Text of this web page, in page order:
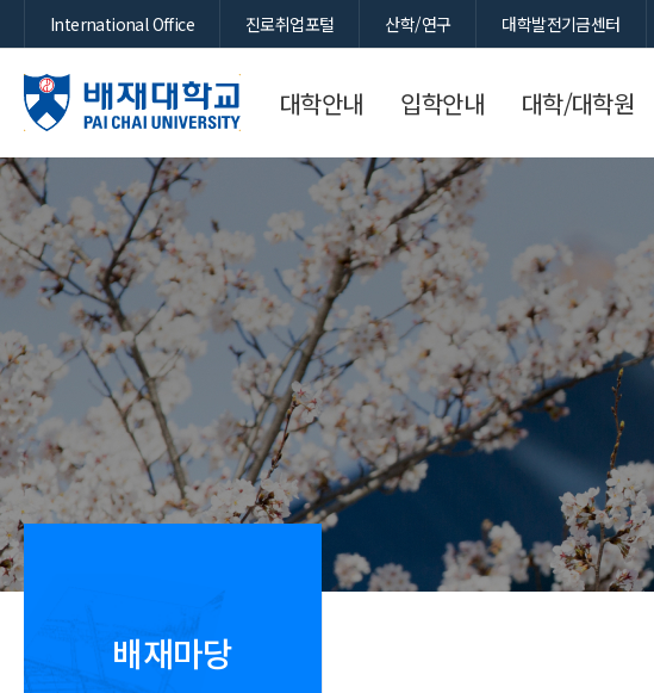
International Office 진로취업포털 산학/연구 대학발전기금센터
대학안내 입학안내 대학/대학원
배재마당